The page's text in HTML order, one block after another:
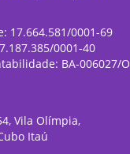
17.664.581/0001-69
0001-40
BA-006027/O
Vila Olímpia,
Itaú